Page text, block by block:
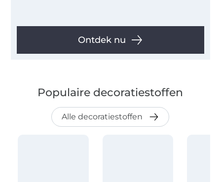
Ontdek nu
Populaire decoratiestoffen